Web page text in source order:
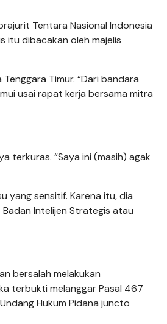
Tentara Nasional Indonesia
itu dibacakan oleh majelis
Timur. “Dari bandara
usai rapat kerja bersama mitra
terkuras. “Saya ini (masih) agak
yang sensitif. Karena itu, dia
Intelijen Strategis atau
bersalah melakukan
terbukti melanggar Pasal 467
Hukum Pidana juncto